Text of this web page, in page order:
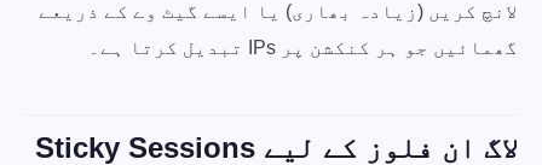
لانچ کریں (زیادہ بھاری) یا ایسے گیٹ وے کے ذریعے
گھمائیں جو ہر کنکشن پر IPs تبدیل کرتا ہے۔
لاگ ان فلوز کے لیے Sticky Sessions